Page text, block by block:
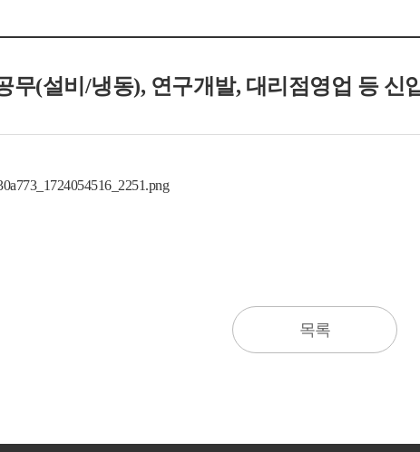
무(설비/냉동), 연구개발, 대리점영업 등 신
목록